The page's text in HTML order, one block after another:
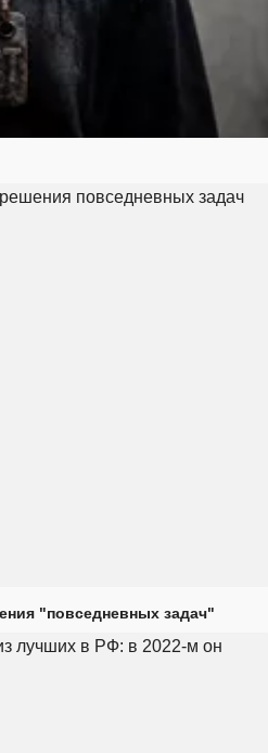
"повседневных задач"